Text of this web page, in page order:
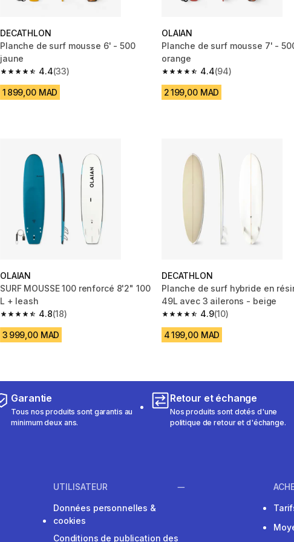
DECATHLON
Planche de surf mousse 6' - 500
jaune
4.4
4.4 out of 5 stars from 33 reviews
(33)
1 899,00 MAD
OLAIAN
Planche de surf mousse 7' -
orange
4.4
4.4 out of 5 stars from 94
(94)
2 199,00 MAD
OLAIAN
SURF MOUSSE 100 renforcé 8'2" 100
L + leash
4.8
4.8 out of 5 stars from 18 reviews
(18)
3 999,00 MAD
DECATHLON
Planche de surf hybride en
49L avec 3 ailerons - beige
4.9
4.9 out of 5 stars from 10
(10)
4 199,00 MAD
Garantie
Tous nos produits sont garantis au
minimum deux ans.
Retour et échange
Nos produits sont dotés d'une
politique de retour et d'échange.
UTILISATEUR
Données personnelles &
cookies
Conditions de publication des